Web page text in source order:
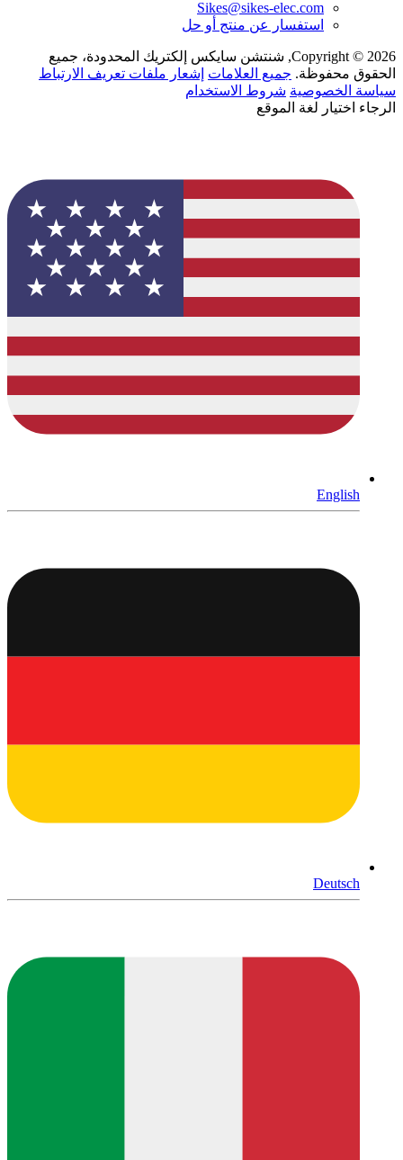
Sikes@sikes-elec.com
استفسار عن منتج أو حل
Copyright © 2026, شنتشن سايكس إلكتريك المحدودة، جميع
الحقوق محفوظة. جميع العلامات إشعار ملفات تعريف الارتباط
سياسة الخصوصية شروط الاستخدام
الرجاء اختيار لغة الموقع
English
Deutsch